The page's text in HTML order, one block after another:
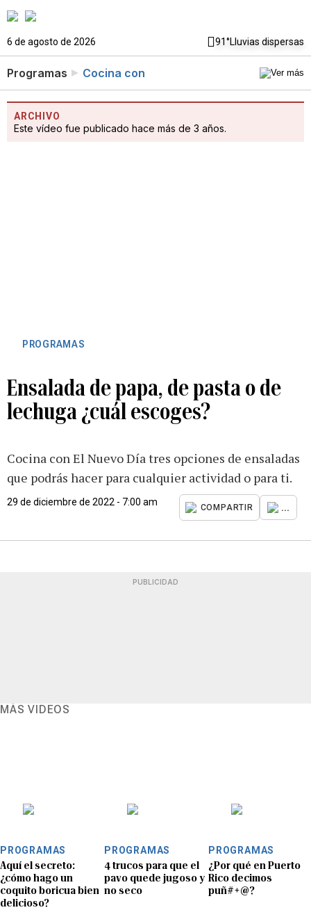
6 de agosto de 2026 91°Lluvias dispersas
Programas Cocina con
ARCHIVO
Este vídeo fue publicado hace más de 3 años.
PROGRAMAS
Ensalada de papa, de pasta o de
lechuga ¿cuál escoges?
Cocina con El Nuevo Día tres opciones de ensaladas
que podrás hacer para cualquier actividad o para ti.
29 de diciembre de 2022 - 7:00 am
COMPARTIR ...
PUBLICIDAD
MÁS VIDEOS
PROGRAMAS
Aquí el secreto:
¿cómo hago un
coquito boricua bien
delicioso?
PROGRAMAS
4 trucos para que el
pavo quede jugoso y
no seco
PROGRAMAS
¿Por qué en Puerto
Rico decimos
puñ#+@?